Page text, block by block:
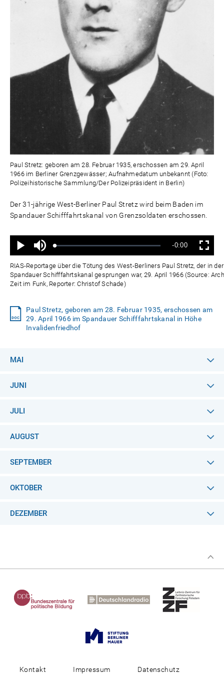
Paul Stretz: geboren am 28. Februar 1935, erschossen am 29. April
1966 im Berliner Grenzgewässer; Aufnahmedatum unbekannt (Foto:
Polizeihistorische Sammlung/Der Polizeipräsident in Berlin)
Der 31-jährige West-Berliner Paul Stretz wird beim Baden im
Spandauer Schifffahrtskanal von Grenzsoldaten erschossen.
Wiedergabe
Ton
aus
Geladen:
Status:
Verbleibende
Zeit
-0:00 Vollbild
RIAS-Reportage über die Tötung des West-Berliners Paul Stretz, der in
Spandauer Schifffahrtskanal gesprungen war, 29. April 1966 (Source:
Zeit im Funk, Reporter: Christof Schade)
Paul Stretz, geboren am 28. Februar 1935, erschossen am
29. April 1966 im Spandauer Schifffahrtskanal in Höhe
Invalidenfriedhof
MAI
JUNI
JULI
AUGUST
SEPTEMBER
OKTOBER
DEZEMBER
Kontakt Impressum Datenschutz